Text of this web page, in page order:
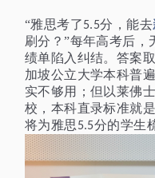
“雅思考了5.5分，能去
刷分？”每年高考后，
绩单陷入纠结。答案
加坡公立大学本科普
实不够用；但以莱佛
校，本科直录标准就
将为雅思5.5分的学生